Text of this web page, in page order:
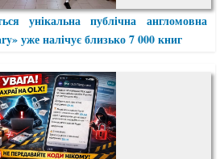
унікальна публічна англомовна
уже налічує близько 7 000 книг